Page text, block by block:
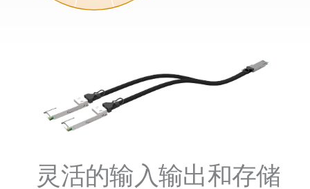
灵活的输入输出和存储